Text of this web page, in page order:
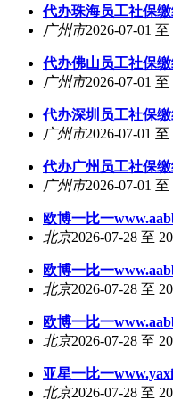
代办珠海员工社保
广州市2026-07-01 至
代办佛山员工社保
广州市2026-07-01 至
代办深圳员工社保
广州市2026-07-01 至
代办广州员工社保
广州市2026-07-01 至
欧博一比一
北京2026-07-28 至
欧博一比一
北京2026-07-28 至
欧博一比一
北京2026-07-28 至
亚星一比一
北京2026-07-28 至